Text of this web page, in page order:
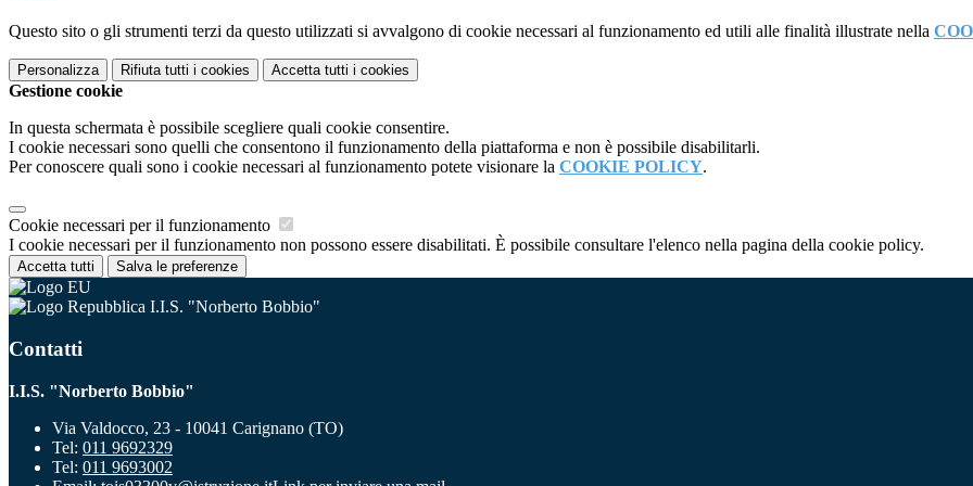
Questo sito o gli strumenti terzi da questo utilizzati si avvalgono di cookie necessari al funzionamento ed utili alle finalità illustrate nella
Personalizza Rifiuta tutti i cookies Accetta tutti i cookies
Gestione cookie
In questa schermata è possibile scegliere quali cookie consentire.
I cookie necessari sono quelli che consentono il funzionamento della piattaforma e non è possibile disabilitarli.
Per conoscere quali sono i cookie necessari al funzionamento potete visionare la COOKIE POLICY.
Cookie necessari per il funzionamento
I cookie necessari per il funzionamento non possono essere disabilitati. È possibile consultare l'elenco nella pagina della cookie policy.
Accetta tutti Salva le preferenze
I.I.S. "Norberto Bobbio"
Contatti
I.I.S. "Norberto Bobbio"
Via Valdocco, 23 - 10041 Carignano (TO)
Tel: 011 9692329
Tel: 011 9693002